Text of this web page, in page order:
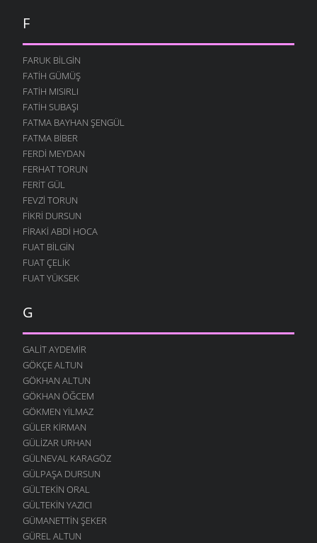
F
FARUK BILGIN
FATIH GÜMÜŞ
FATIH MISIRLI
FATIH SUBAŞI
FATMA BAYHAN ŞENGÜL
FATMA BIBER
FERDI MEYDAN
FERHAT TORUN
FERIT GÜL
FEVZI TORUN
FIKRI DURSUN
FIRAKI ABDI HOCA
FUAT BILGIN
FUAT ÇELIK
FUAT YÜKSEK
G
GALIT AYDEMIR
GÖKÇE ALTUN
GÖKHAN ALTUN
GÖKHAN ÖĞCEM
GÖKMEN YILMAZ
GÜLER KIRMAN
GÜLIZAR URHAN
GÜLNEVAL KARAGÖZ
GÜLPAŞA DURSUN
GÜLTEKIN ORAL
GÜLTEKIN YAZICI
GÜMANETTIN ŞEKER
GÜREL ALTUN